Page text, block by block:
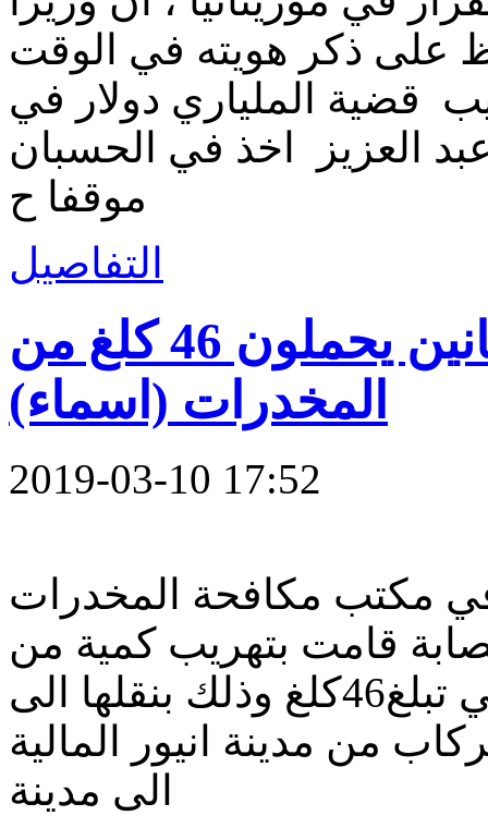
على ذكر هويته في الوقت
قضية الملياري دولار في
العزيز اخذ في الحسبان
موقفا ح
التفاصيل
توقف مهربين موريتانين يحملون 46 كلغ من
المخدرات (اسماء)
2019-03-10 17:52
مكتب مكافحة المخدرات
قامت بتهريب كمية من
المخدرات من جمهورية مالي تبلغ46كلغ وذلك بنقلها الى
من مدينة انيور المالية
الى مدينة